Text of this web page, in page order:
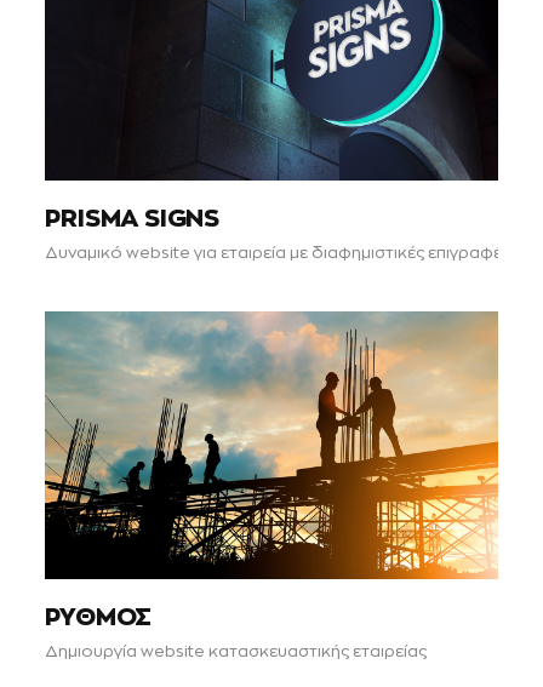
PRISMA SIGNS
Δυναμικό website για εταιρεία με διαφημιστικές επιγραφές
ΡΥΘΜΟΣ
Δημιουργία website κατασκευαστικής εταιρείας